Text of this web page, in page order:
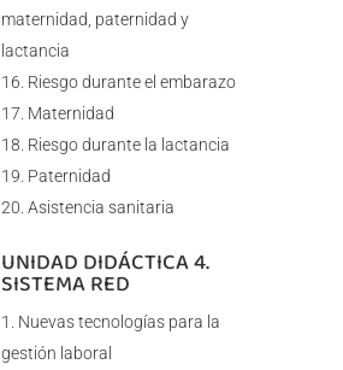
maternidad, paternidad y
lactancia
Riesgo durante el embarazo
Maternidad
Riesgo durante la lactancia
Paternidad
Asistencia sanitaria
UNIDAD DIDÁCTICA 4.
SISTEMA RED
Nuevas tecnologías para la
gestión laboral